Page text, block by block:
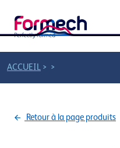
ACCUEIL > >
Retour à la page produits